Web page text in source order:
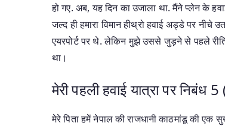
हो गए. अब, यह दिन का उजाला था. मैंने प्लेन के
जल्द ही हमारा विमान हीथ्रो हवाई अड्डे पर
एयरपोर्ट पर थे. लेकिन मुझे उससे जुड़ने से पहले
था।
मेरी पहली हवाई यात्रा पर निबंध
मेरे पिता हमें नेपाल की राजधानी काठमांडू की एक